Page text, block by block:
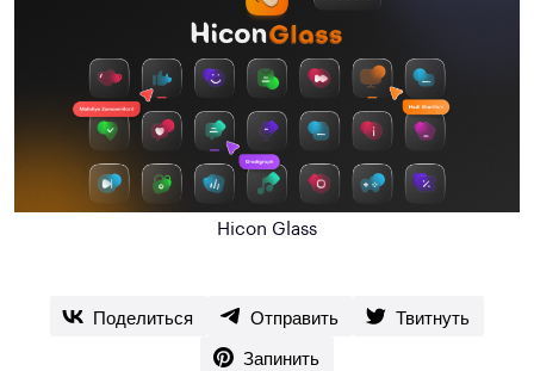
Hicon Glass
Поделиться Отправить
Твитнуть
Запинить